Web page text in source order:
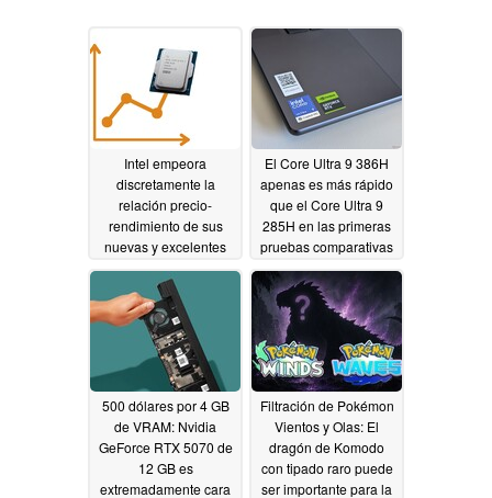
Intel empeora
discretamente la
relación precio-
rendimiento de sus
nuevas y excelentes
CPU Arrow Lake
Refresh07/02/2026
El Core Ultra 9 386H
apenas es más rápido
que el Core Ultra 9
285H en las primeras
pruebas comparativas
04/30/2026
500 dólares por 4 GB
de VRAM: Nvidia
GeForce RTX 5070 de
12 GB es
extremadamente cara
Filtración de Pokémon
Vientos y Olas: El
dragón de Komodo
con tipado raro puede
ser importante para la